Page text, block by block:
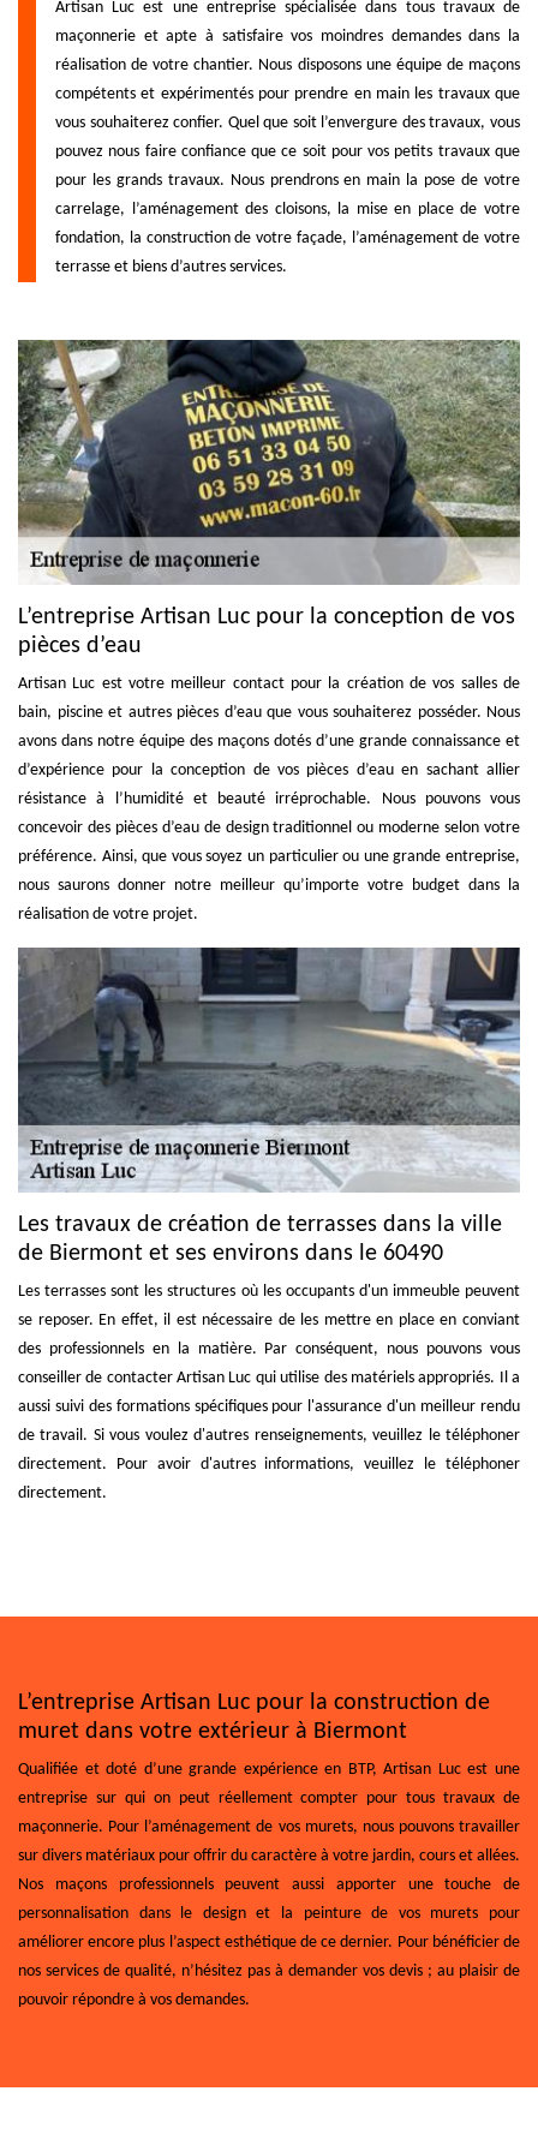
Artisan Luc est une entreprise spécialisée dans tous travaux de
maçonnerie et apte à satisfaire vos moindres demandes dans la
réalisation de votre chantier. Nous disposons une équipe de maçons
compétents et expérimentés pour prendre en main les travaux que
vous souhaiterez confier. Quel que soit l’envergure des travaux, vous
pouvez nous faire confiance que ce soit pour vos petits travaux que
pour les grands travaux. Nous prendrons en main la pose de votre
carrelage, l’aménagement des cloisons, la mise en place de votre
fondation, la construction de votre façade, l’aménagement de votre
terrasse et biens d’autres services.
L’entreprise Artisan Luc pour la conception de vos
pièces d’eau
Artisan Luc est votre meilleur contact pour la création de vos salles de
bain, piscine et autres pièces d’eau que vous souhaiterez posséder. Nous
avons dans notre équipe des maçons dotés d’une grande connaissance et
d’expérience pour la conception de vos pièces d’eau en sachant allier
résistance à l’humidité et beauté irréprochable. Nous pouvons vous
concevoir des pièces d’eau de design traditionnel ou moderne selon votre
préférence. Ainsi, que vous soyez un particulier ou une grande entreprise,
nous saurons donner notre meilleur qu’importe votre budget dans la
réalisation de votre projet.
Les travaux de création de terrasses dans la ville
de Biermont et ses environs dans le 60490
Les terrasses sont les structures où les occupants d'un immeuble peuvent
se reposer. En effet, il est nécessaire de les mettre en place en conviant
des professionnels en la matière. Par conséquent, nous pouvons vous
conseiller de contacter Artisan Luc qui utilise des matériels appropriés. Il a
aussi suivi des formations spécifiques pour l'assurance d'un meilleur rendu
de travail. Si vous voulez d'autres renseignements, veuillez le téléphoner
directement. Pour avoir d'autres informations, veuillez le téléphoner
directement.
L’entreprise Artisan Luc pour la construction de
muret dans votre extérieur à Biermont
Qualifiée et doté d’une grande expérience en BTP, Artisan Luc est une
entreprise sur qui on peut réellement compter pour tous travaux de
maçonnerie. Pour l’aménagement de vos murets, nous pouvons travailler
sur divers matériaux pour offrir du caractère à votre jardin, cours et allées.
Nos maçons professionnels peuvent aussi apporter une touche de
personnalisation dans le design et la peinture de vos murets pour
améliorer encore plus l’aspect esthétique de ce dernier. Pour bénéficier de
nos services de qualité, n’hésitez pas à demander vos devis ; au plaisir de
pouvoir répondre à vos demandes.